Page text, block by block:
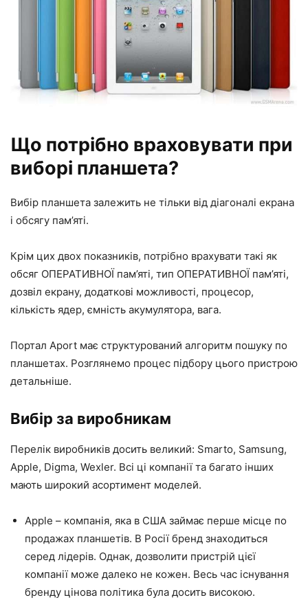
Що потрібно враховувати при
виборі планшета?
Вибір планшета залежить не тільки від діагоналі екрана
і обсягу пам’яті.
Крім цих двох показників, потрібно врахувати такі як
обсяг ОПЕРАТИВНОЇ пам’яті, тип ОПЕРАТИВНОЇ пам’яті,
дозвіл екрану, додаткові можливості, процесор,
кількість ядер, ємність акумулятора, вага.
Портал Аport має структурований алгоритм пошуку по
планшетах. Розглянемо процес підбору цього пристрою
детальніше.
Вибір за виробникам
Перелік виробників досить великий: Smarto, Samsung,
Apple, Digma, Wexler. Всі ці компанії та багато інших
мають широкий асортимент моделей.
Apple – компанія, яка в США займає перше місце по
продажах планшетів. В Росії бренд знаходиться
серед лідерів. Однак, дозволити пристрій цієї
компанії може далеко не кожен. Весь час існування
бренду цінова політика була досить високою.